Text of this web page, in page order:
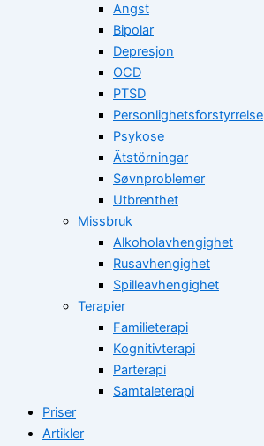
Angst
Bipolar
Depresjon
OCD
PTSD
Personlighetsforstyrrelse
Psykose
Ätstörningar
Søvnproblemer
Utbrenthet
Missbruk
Alkoholavhengighet
Rusavhengighet
Spilleavhengighet
Terapier
Familieterapi
Kognitivterapi
Parterapi
Samtaleterapi
Priser
Artikler